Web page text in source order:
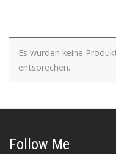
Es wurden keine
entsprechen.
Follow Me